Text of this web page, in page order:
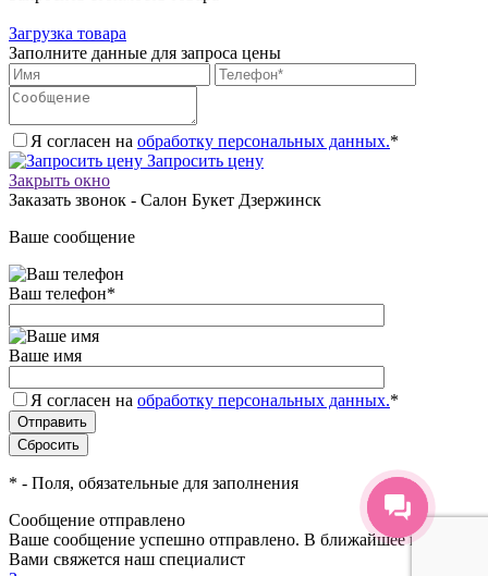
Загрузка товара
Заполните данные для запроса цены
Я согласен на обработку персональных данных.*
Запросить цену
Закрыть окно
Заказать звонок - Салон Букет Дзержинск
Ваше сообщение
Ваш телефон*
Ваше имя
Я согласен на обработку персональных данных.*
* - Поля, обязательные для заполнения
Сообщение отправлено
Ваше сообщение успешно отправлено. В ближайшее время с
Вами свяжется наш специалист